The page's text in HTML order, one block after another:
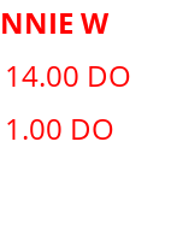
W
DO
DO